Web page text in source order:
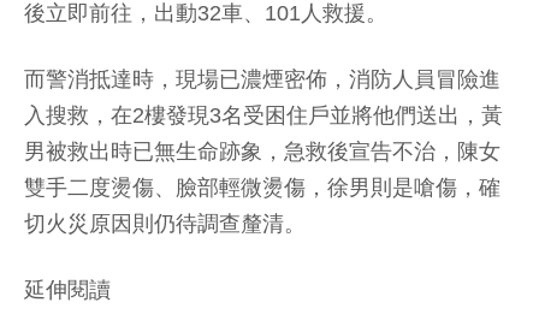
後立即前往，出動32車、101人救援。
而警消抵達時，現場已濃煙密佈，消防人員冒險進
入搜救，在2樓發現3名受困住戶並將他們送出，黃
男被救出時已無生命跡象，急救後宣告不治，陳女
雙手二度燙傷、臉部輕微燙傷，徐男則是嗆傷，確
切火災原因則仍待調查釐清。
延伸閱讀